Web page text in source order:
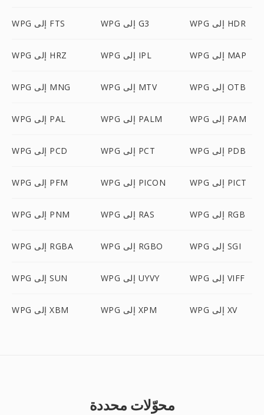
WPG إلى FTS WPG إلى G3 WPG إلى HDR
WPG إلى HRZ WPG إلى IPL WPG إلى MAP
WPG إلى MNG WPG إلى MTV WPG إلى OTB
WPG إلى PAL WPG إلى PALM WPG إلى PAM
WPG إلى PCD WPG إلى PCT WPG إلى PDB
WPG إلى PFM WPG إلى PICON WPG إلى PICT
WPG إلى PNM WPG إلى RAS WPG إلى RGB
WPG إلى RGBA WPG إلى RGBO WPG إلى SGI
WPG إلى SUN WPG إلى UYVY WPG إلى VIFF
WPG إلى XBM WPG إلى XPM WPG إلى XV
محوّلات محددة